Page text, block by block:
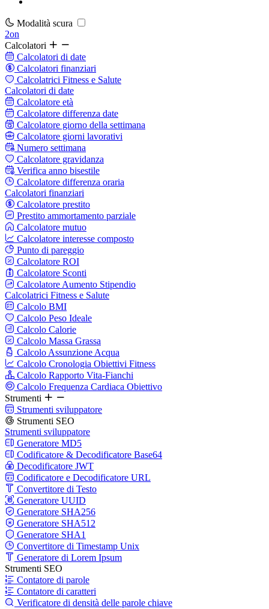
Modalità scura
2on
Calcolatori
Calcolatori di date
Calcolatori finanziari
Calcolatrici Fitness e Salute
Calcolatori di date
Calcolatore età
Calcolatore differenza date
Calcolatore giorno della settimana
Calcolatore giorni lavorativi
Numero settimana
Calcolatore gravidanza
Verifica anno bisestile
Calcolatore differenza oraria
Calcolatori finanziari
Calcolatore prestito
Prestito ammortamento parziale
Calcolatore mutuo
Calcolatore interesse composto
Punto di pareggio
Calcolatore ROI
Calcolatore Sconti
Calcolatore Aumento Stipendio
Calcolatrici Fitness e Salute
Calcolo BMI
Calcolo Peso Ideale
Calcolo Calorie
Calcolo Massa Grassa
Calcolo Assunzione Acqua
Calcolo Cronologia Obiettivi Fitness
Calcolo Rapporto Vita-Fianchi
Calcolo Frequenza Cardiaca Obiettivo
Strumenti
Strumenti sviluppatore
Strumenti SEO
Strumenti sviluppatore
Generatore MD5
Codificatore & Decodificatore Base64
Decodificatore JWT
Codificatore e Decodificatore URL
Convertitore di Testo
Generatore UUID
Generatore SHA256
Generatore SHA512
Generatore SHA1
Convertitore di Timestamp Unix
Generatore di Lorem Ipsum
Strumenti SEO
Contatore di parole
Contatore di caratteri
Verificatore di densità delle parole chiave